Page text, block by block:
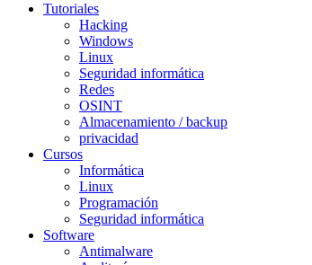
Tutoriales
Hacking
Windows
Linux
Seguridad informática
Redes
OSINT
Almacenamiento / backup
privacidad
Cursos
Informática
Linux
Programación
Seguridad informática
Software
Antimalware